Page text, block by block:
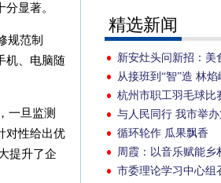
旋齿鲨化石
精选新闻
新安灶头问新招：美
变经济？
从接班到“智”造 林
革
杭州市职工羽毛球比
与人民同行 我市举
循环轮作 瓜果飘香
周霞：以音乐赋能乡
市委理论学习中心组
显著。
规范制
机、电脑随
一旦监测
对性给出优
提升了企